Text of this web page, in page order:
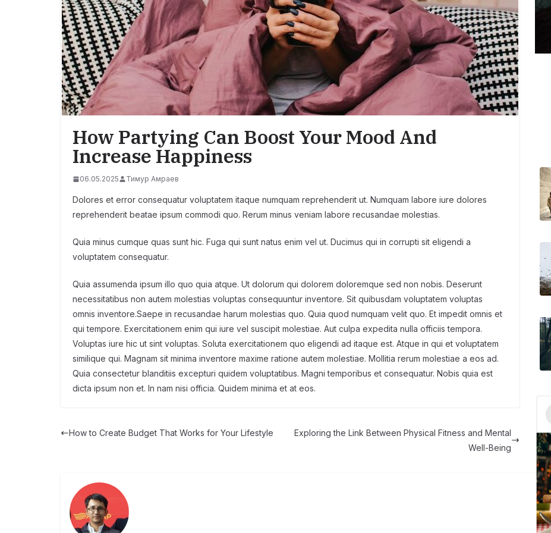
How Partying Can Boost Your Mood And
Increase Happiness
06.05.2025 Тимур Амраев
Dolores et error consequatur voluptatem itaque numquam reprehenderit ut. Numquam labore iure dolores
reprehenderit beatae ipsum commodi quo. Rerum minus veniam labore recusandae molestias.
Quia minus cumque quas sunt hic. Fuga qui sunt natus enim vel ut. Ducimus qui in corrupti sit eligendi a
voluptatem consequatur.
Quia assumenda ipsum illo quo quia atque. Ut dolorum qui dolorem doloremque sed non nobis. Deserunt
necessitatibus non autem molestias voluptas consequuntur inventore. Sit quibusdam voluptatem voluptas
omnis inventore.Saepe in recusandae harum molestias quo. Quia quod numquam velit quo. Et impedit omnis et
qui tempore. Exercitationem enim qui iure vel suscipit molestiae. Aut culpa expedita nulla officiis tempora.
Voluptas iure hic ut sint voluptas. Soluta exercitationem quo eligendi ad itaque est. Atque in qui et voluptatem
similique qui. Magnam sit minima inventore maxime ratione autem molestiae. Mollitia rerum molestiae a eos ad.
Quia consectetur blanditiis excepturi quidem voluptatibus. Magni temporibus et consequatur. Nobis quia est
dicta ipsum non et. In nam nisi officia. Quidem minima et at eos.
How to Create Budget That Works for Your Lifestyle
Exploring the Link Between Physical Fitness and Mental
Well-Being